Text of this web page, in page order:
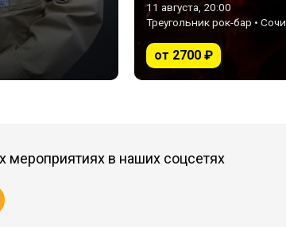
11 августа, 20:00
Треугольник рок-бар • Сочи
от 2700 ₽
мероприятиях в наших соцсетях